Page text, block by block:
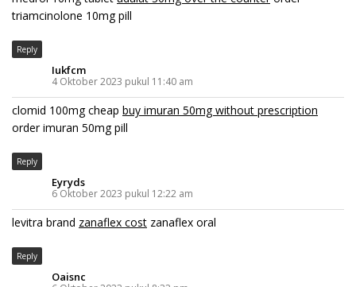
triamcinolone 10mg pill
Reply
Iukfcm
4 Oktober 2023 pukul 11:40 am
clomid 100mg cheap buy imuran 50mg without prescription
order imuran 50mg pill
Reply
Eyryds
6 Oktober 2023 pukul 12:22 am
levitra brand zanaflex cost zanaflex oral
Reply
Oaisnc